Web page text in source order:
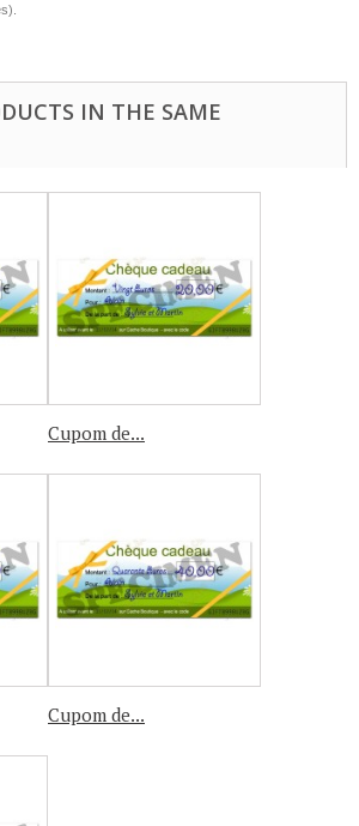
IN THE SAME
Cupom de...
Cupom de...